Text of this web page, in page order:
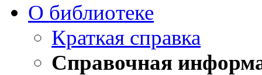
О библиотеке
Краткая справка
Справочная